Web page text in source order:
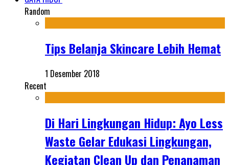
Random
Tips Belanja Skincare Lebih Hemat
1 Desember 2018
Recent
Di Hari Lingkungan Hidup: Ayo Less
Waste Gelar Edukasi Lingkungan,
Kegiatan Clean Up dan Penanaman